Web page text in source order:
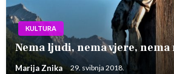
KULTURA
Nema ljudi, nema vjere,
Marija Znika 29. svibnja 2018.